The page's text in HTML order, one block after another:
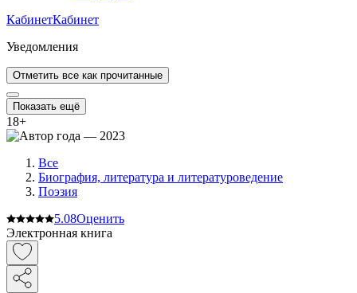
КабинетКабинет
Уведомления
Отметить все как прочитанные
Показать ещё
18+
Все
Биография, литература и литературоведение
Поэзия
5.08Оценить
Электронная книга